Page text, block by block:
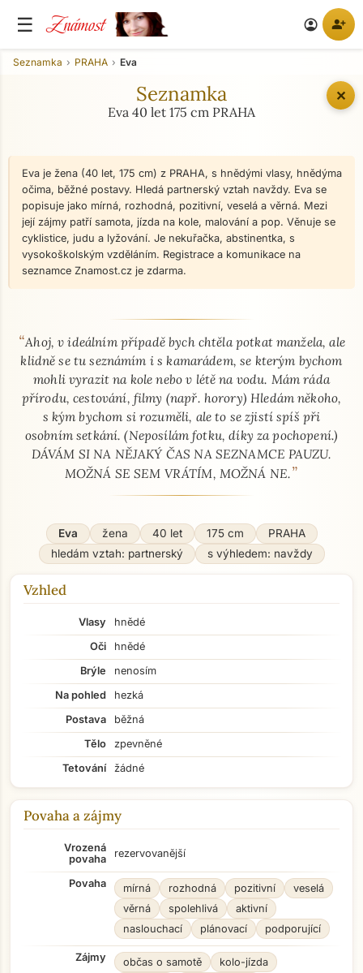
☰ Známost account_circle person_add
✕
Seznamka PRAHA Eva
Seznamka
Eva 40 let 175 cm PRAHA
Eva je žena (40 let, 175 cm) z PRAHA, s hnědými vlasy, hnědýma
očima, běžné postavy. Hledá partnerský vztah navždy. Eva se
popisuje jako mírná, rozhodná, pozitivní, veselá a věrná. Mezi
její zájmy patří samota, jízda na kole, malování a pop. Věnuje se
cyklistice, judu a lyžování. Je nekuřačka, abstinentka, s
vysokoškolským vzděláním. Registrace a komunikace na
seznamce Znamost.cz je zdarma.
O mně - seznamka profil
“Ahoj, v ideálním případě bych chtěla potkat manžela, ale
klidně se tu seznámím i s kamarádem, se kterým bychom
mohli vyrazit na kole nebo v létě na vodu. Mám ráda
přírodu, cestování, filmy (např. horory) Hledám někoho,
s kým bychom si rozuměli, ale to se zjistí spíš při
osobním setkání. (Neposílám fotku, díky za pochopení.)
DÁVÁM SI NA NĚJAKÝ ČAS NA SEZNAMCE PAUZU.
MOŽNÁ SE SEM VRÁTÍM, MOŽNÁ NE.”
Eva žena 40 let 175 cm
PRAHA
hledám vztah: partnerský
s výhledem: navždy
Vzhled
Vlasy
hnědé
Oči
hnědé
Brýle
nenosím
Na pohled
hezká
Postava
běžná
Tělo
zpevněné
Tetování
žádné
Povaha a zájmy
Vrozená
povaha
rezervovanější
Povaha mírná rozhodná pozitivní
veselá
věrná
spolehlivá
aktivní
naslouchací
plánovací podporující
Zájmy občas o samotě
kolo-jízda